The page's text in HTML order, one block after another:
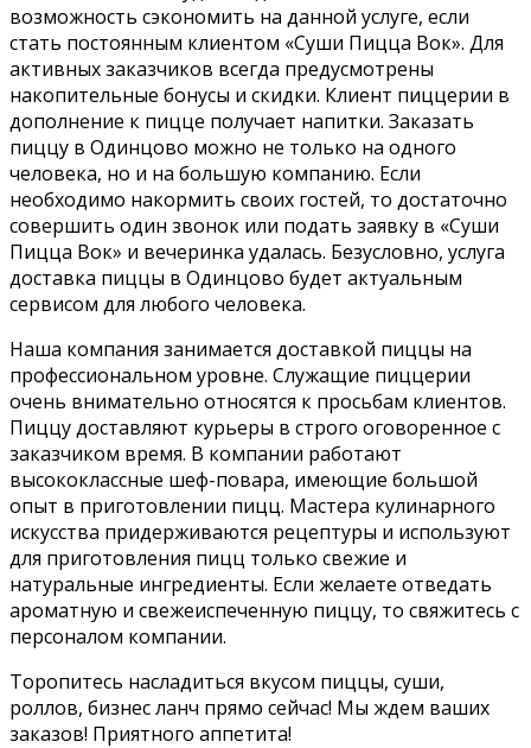
возможность сэкономить на данной услуге, если
стать постоянным клиентом «Суши Пицца Вок». Для
активных заказчиков всегда предусмотрены
накопительные бонусы и скидки. Клиент пиццерии в
дополнение к пицце получает напитки. Заказать
пиццу в Одинцово можно не только на одного
человека, но и на большую компанию. Если
необходимо накормить своих гостей, то достаточно
совершить один звонок или подать заявку в «Суши
Пицца Вок» и вечеринка удалась. Безусловно, услуга
доставка пиццы в Одинцово будет актуальным
сервисом для любого человека.
Наша компания занимается доставкой пиццы на
профессиональном уровне. Служащие пиццерии
очень внимательно относятся к просьбам клиентов.
Пиццу доставляют курьеры в строго оговоренное с
заказчиком время. В компании работают
высококлассные шеф-повара, имеющие большой
опыт в приготовлении пицц. Мастера кулинарного
искусства придерживаются рецептуры и используют
для приготовления пицц только свежие и
натуральные ингредиенты. Если желаете отведать
ароматную и свежеиспеченную пиццу, то свяжитесь с
персоналом компании.
Торопитесь насладиться вкусом пиццы, суши,
роллов, бизнес ланч прямо сейчас! Мы ждем ваших
заказов! Приятного аппетита!